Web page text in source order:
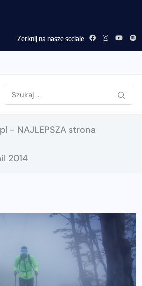
Zerknij na nasze sociale
- NAJLEPSZA strona
2014